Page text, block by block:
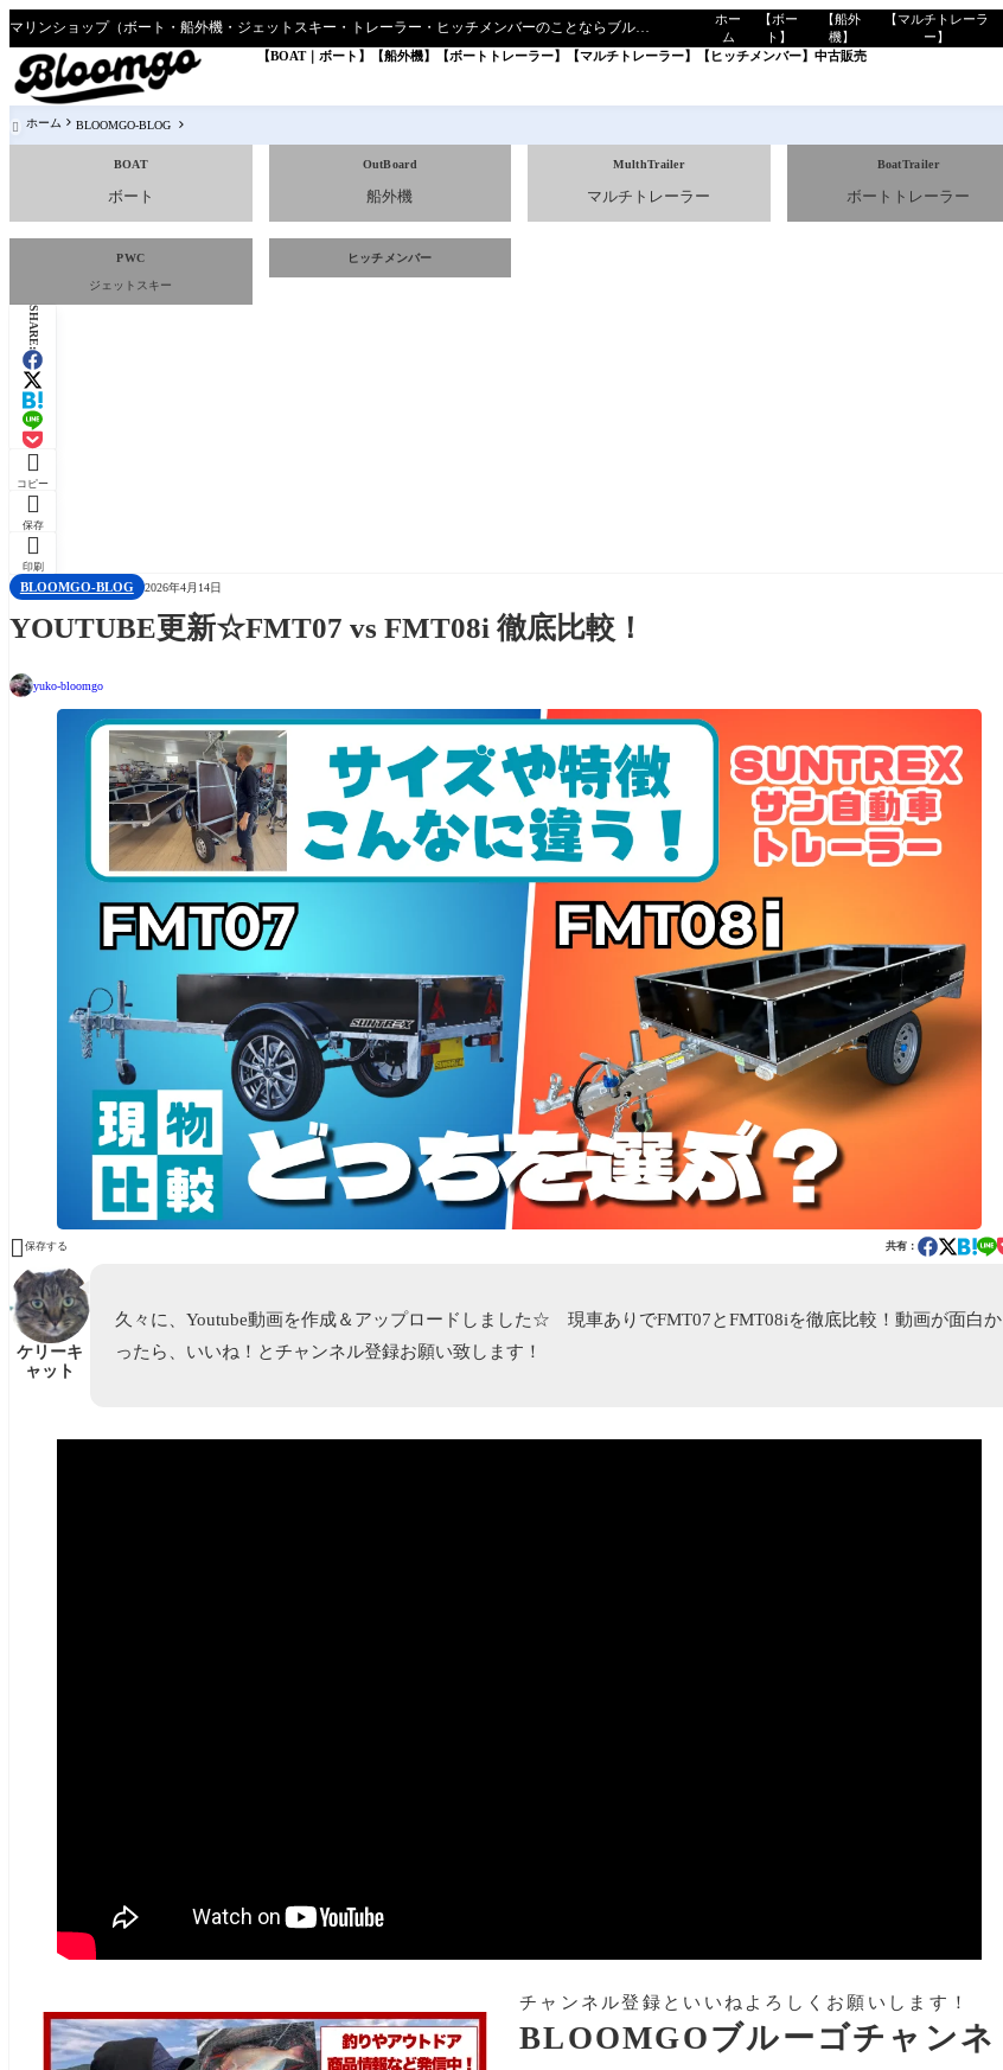
マリンショップ（ボート・船外機・ジェットスキー・トレーラー・ヒッチメンバーのことならブルーゴへ”
ホー
ム
【ボー
ト】
【船外
機】
【マルチトレーラ
ー】
【BOAT｜ボート】
【船外機】 【ボートトレーラー】 【マルチトレーラー】 【ヒッチメンバー】 中古販売
 ホーム BLOOMGO-BLOG
BOAT
ボート
OutBoard
船外機
MulthTrailer
マルチトレーラー
BoatTrailer
ボートトレーラー
PWC
ジェットスキー
ヒッチメンバー
SHARE:

コピー

保存

印刷
BLOOMGO-BLOG 2026年4月14日
YOUTUBE更新☆FMT07 vs FMT08i 徹底比較！
yuko-bloomgo
 保存する 共有：
ケリーキ
ャット
久々に、Youtube動画を作成＆アップロードしました☆ 現車ありでFMT07とFMT08iを徹底比較！動画が面白か
ったら、いいね！とチャンネル登録お願い致します！
チャンネル登録といいねよろしくお願いします！
BLOOMGOブルーゴチャンネ